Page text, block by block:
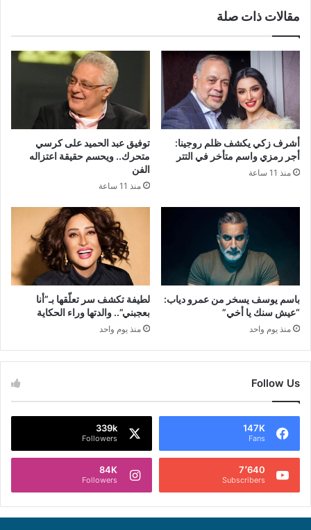
مقالات ذات صلة
أشرف زكي يكشف ظلم روجينا:
أجر رمزي واسم متأخر في التتر
منذ 11 ساعة
توفيق عبد الحميد على كرسي
متحرك.. ويحسم حقيقة اعتزاله
الفن
منذ 11 ساعة
باسم يوسف يسخر من عمرو دياب:
“عيش سنك يا أخي”
منذ يوم واحد
لطيفة تكشف سر تعلّقها بـ”أنا
بعجبني”.. والدتها وراء الحكاية
منذ يوم واحد
Follow Us
147K
Fans
339k
Followers
7٬640
Subscribers
84K
Followers